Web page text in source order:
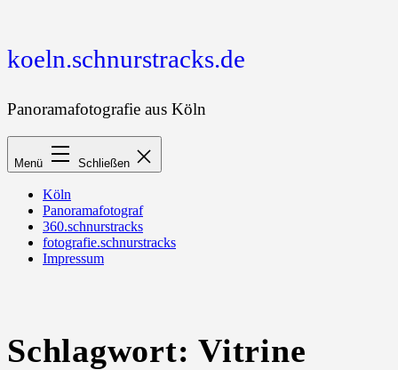
koeln.schnurstracks.de
Panoramafotografie aus Köln
Menü Schließen
Köln
Panoramafotograf
360.schnurstracks
fotografie.schnurstracks
Impressum
Schlagwort:Vitrine